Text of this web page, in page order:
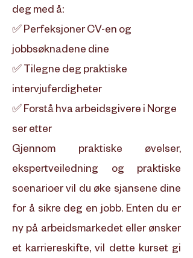
deg med å:
✅ Perfeksjoner CV-en og
jobbsøknadene dine
✅ Tilegne deg praktiske
intervjuferdigheter
✅ Forstå hva arbeidsgivere i Norge
ser etter
Gjennom praktiske øvelser,
ekspertveiledning og praktiske
scenarioer vil du øke sjansene dine
for å sikre deg en jobb. Enten du er
ny på arbeidsmarkedet eller ønsker
et karriereskifte, vil dette kurset gi